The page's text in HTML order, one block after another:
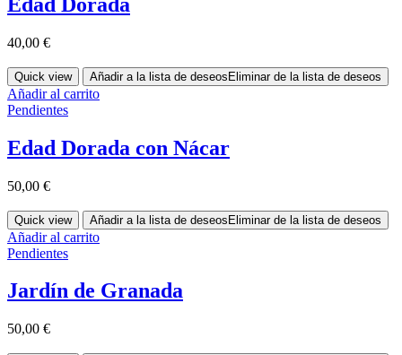
40,00 €
Quick view Añadir a la lista de deseosEliminar de la lista de deseos
Añadir al carrito
Pendientes
Edad Dorada con Nácar
50,00 €
Quick view Añadir a la lista de deseosEliminar de la lista de deseos
Añadir al carrito
Pendientes
Jardín de Granada
50,00 €